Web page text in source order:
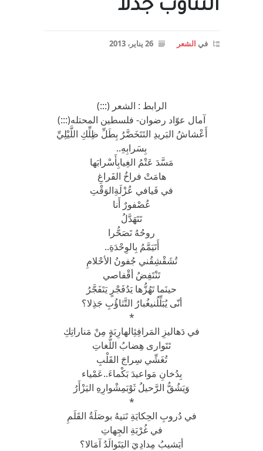
التثاؤب جذلا
في الشعر 26 يناير، 2013
الرابط : الشعر (:::)
آمال عوّاد رضوان- فلسطين المحتله(:::)
أَعْشاشُ البَريدِ التَتَخَضَّرُ بِطَلِّ ظِلِّكِ اللَّيْلِيِّ
بِسَرابِهِ..
مَسَّدَ عَتْمُ الغِيابِأَسْرابَها
هامَتْ فراخُ الفَراغِ
في فَيافي عُزْلَةِالوَقْتِ
عُصْفورٌ أَنا
تَتَهَدَّلُ
روحُهُ تَصَحُّرا
أَتَيَمَّمُ بِالوِحْدَةِ..
تُشَقْشِقُني جُفونُ الأحْلامِ
تَنْتَفِضُ أقْفاصي
حينَما تَهُزُّها يَدُفَجْرٍ يَتَفَجَّرُ
أنّى يُبَلِّلُنيغُبارُ التَّثاؤُبِ جَذِلا؟
*
في دَهاليزِ المَرافِئِالهارِبَةِ مِنْ مَناراتِكِ
تَتَوارى هِضابُ اللُّغاتِ
تُغَشِّي سِراجَ القَلْبِ
بِدُخانِ مَواعيدَ بَكْماءَ..عَمْياء
وَيَشُقُّ الرَّحيلُ ثَوْبَمِشْوارِهِ اليَزْأَرُ
*
في دُروبِ الحِكايَةِ تَتيهُ بوصَلَةُ القَلَمِ
في غُرْبَةِ الجِهاتِ
أيَشيبُ مِدادِيَ اليَتَوالَدُ آمَالا؟